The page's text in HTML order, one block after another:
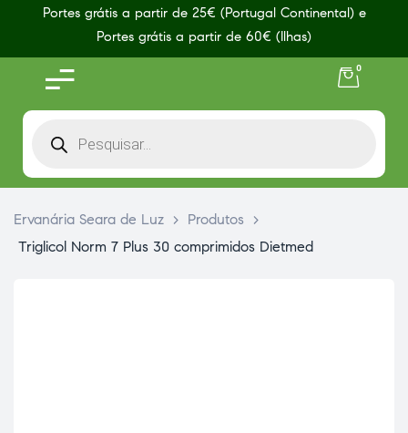
Portes grátis a partir de 25€ (Portugal Continental) e
Portes grátis a partir de 60€ (Ilhas)
0
Ervanária Seara de Luz > Produtos
>
Triglicol Norm 7 Plus 30 comprimidos Dietmed